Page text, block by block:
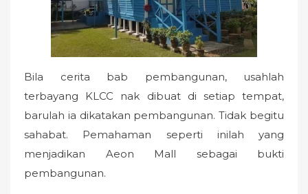
Bila cerita bab pembangunan, usahlah
terbayang KLCC nak dibuat di setiap tempat,
barulah ia dikatakan pembangunan. Tidak begitu
sahabat. Pemahaman seperti inilah yang
menjadikan Aeon Mall sebagai bukti
pembangunan.